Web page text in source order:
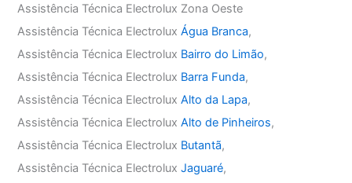
Assistência Técnica Electrolux Zona Oeste
Assistência Técnica ElectroluxÁgua Branca,
Assistência Técnica Electrolux Bairro do Limão,
Assistência Técnica Electrolux Barra Funda,
Assistência Técnica ElectroluxAlto da Lapa,
Assistência Técnica ElectroluxAlto de Pinheiros,
Assistência Técnica Electrolux Butantã,
Assistência Técnica ElectroluxJaguaré,